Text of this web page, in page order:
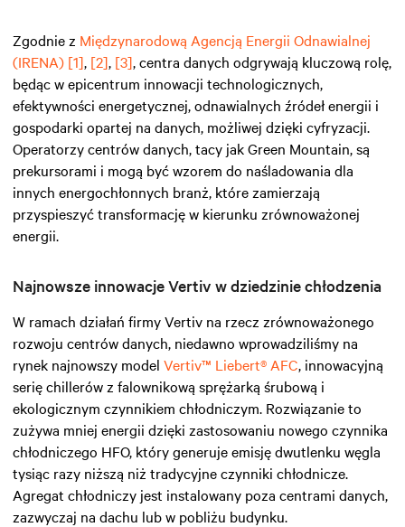
Zgodnie z Międzynarodową Agencją Energii Odnawialnej
(IRENA) [1], [2], [3], centra danych odgrywają kluczową rolę,
będąc w epicentrum innowacji technologicznych,
efektywności energetycznej, odnawialnych źródeł energii i
gospodarki opartej na danych, możliwej dzięki cyfryzacji.
Operatorzy centrów danych, tacy jak Green Mountain, są
prekursorami i mogą być wzorem do naśladowania dla
innych energochłonnych branż, które zamierzają
przyspieszyć transformację w kierunku zrównoważonej
energii.
Najnowsze innowacje Vertiv w dziedzinie chłodzenia
W ramach działań firmy Vertiv na rzecz zrównoważonego
rozwoju centrów danych, niedawno wprowadziliśmy na
rynek najnowszy model Vertiv™ Liebert® AFC, innowacyjną
serię chillerów z falownikową sprężarką śrubową i
ekologicznym czynnikiem chłodniczym. Rozwiązanie to
zużywa mniej energii dzięki zastosowaniu nowego czynnika
chłodniczego HFO, który generuje emisję dwutlenku węgla
tysiąc razy niższą niż tradycyjne czynniki chłodnicze.
Agregat chłodniczy jest instalowany poza centrami danych,
zazwyczaj na dachu lub w pobliżu budynku.